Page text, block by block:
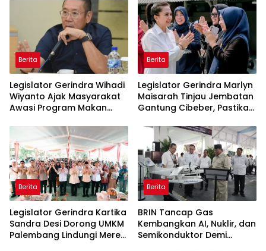
Berita
Legislator Gerindra Wihadi
Wiyanto Ajak Masyarakat
Awasi Program Makan
Sasaran
Berita
Legislator Gerindra Marlyn
Maisarah Tinjau Jembatan
Gantung Cibeber, Pastikan
Berita
Legislator Gerindra Kartika
Sandra Desi Dorong UMKM
Palembang Lindungi Merek
Berita
BRIN Tancap Gas
Kembangkan AI, Nuklir, dan
Semikonduktor Demi